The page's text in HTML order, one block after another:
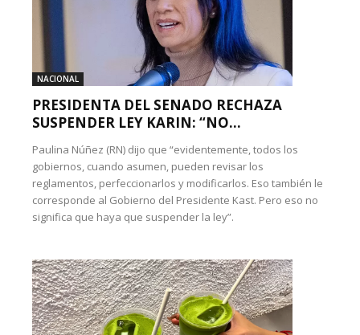
NACIONAL
PRESIDENTA DEL SENADO RECHAZA
SUSPENDER LEY KARIN: “NO...
Paulina Núñez (RN) dijo que “evidentemente, todos los
gobiernos, cuando asumen, pueden revisar los
reglamentos, perfeccionarlos y modificarlos. Eso también le
corresponde al Gobierno del Presidente Kast. Pero eso no
significa que haya que suspender la ley”.